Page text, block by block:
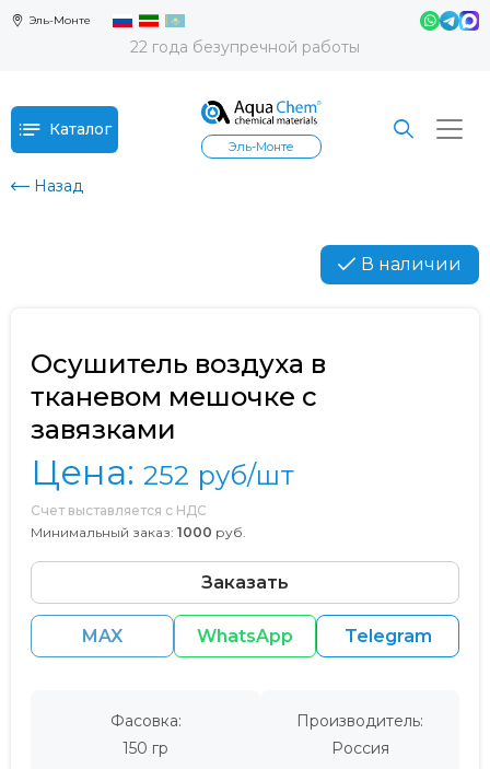
Эль-Монте
22 года безупречной работы
Каталог
Эль-Монте
Назад
В наличии
Осушитель воздуха в
тканевом мешочке с
завязками
Цена: 252 руб/шт
Счет выставляется с НДС
Минимальный заказ: 1000 руб.
Заказать
MAX WhatsApp Telegram
Фасовка:
150 гр
Производитель:
Россия